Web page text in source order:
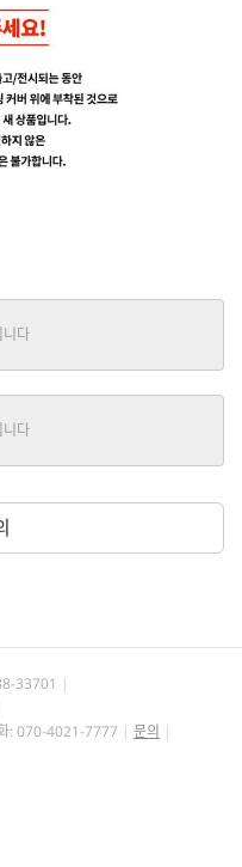
스티
스티
33701
: 070-4021-7777
문의